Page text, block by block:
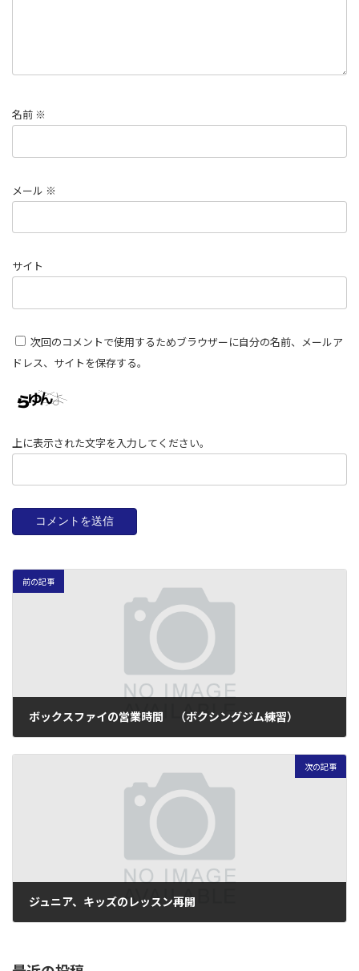
名前 ※
メール ※
サイト
次回のコメントで使用するためブラウザーに自分の名前、メールア
ドレス、サイトを保存する。
上に表示された文字を入力してください。
前の記事
ボックスファイの営業時間 （ボクシングジム練習）
次の記事
ジュニア、キッズのレッスン再開